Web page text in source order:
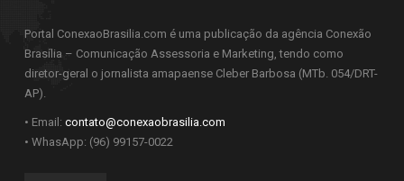
Portal ConexaoBrasilia.com é uma publicação da agência Conexão
Brasília – Comunicação Assessoria e Marketing, tendo como
diretor-geral o jornalista amapaense Cleber Barbosa (MTb. 054/DRT-
AP).
• Email: contato@conexaobrasilia.com
• WhasApp: (96) 99157-0022